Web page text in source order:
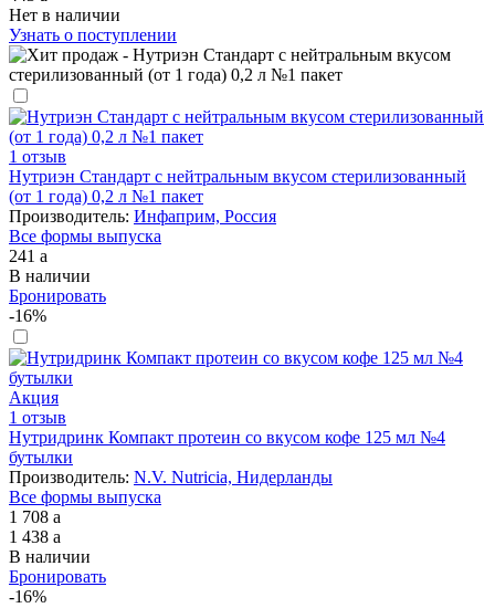
Нет в наличии
Узнать о поступлении
1 отзыв
Нутриэн Стандарт с нейтральным вкусом стерилизованный
(от 1 года) 0,2 л №1 пакет
Производитель: Инфаприм, Россия
Все формы выпуска
241 a
В наличии
Бронировать
-16%
Акция
1 отзыв
Нутридринк Компакт протеин со вкусом кофе 125 мл №4
бутылки
Производитель: N.V. Nutricia, Нидерланды
Все формы выпуска
1 708 a
1 438 a
В наличии
Бронировать
-16%